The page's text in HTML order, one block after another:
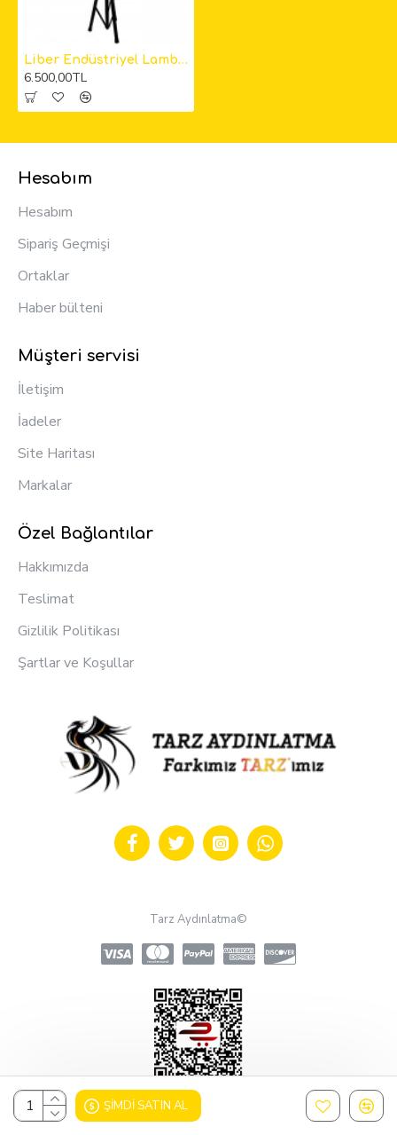
ŞIMDI SATIN AL
Liber Endüstriyel Lambader
6.500,00TL
Hesabım
Hesabım
Sipariş Geçmişi
Ortaklar
Haber bülteni
Müşteri servisi
İletişim
İadeler
Site Haritası
Markalar
Özel Bağlantılar
Hakkımızda
Teslimat
Gizlilik Politikası
Şartlar ve Koşullar
Tarz Aydınlatma©
Design, Hosting & Support By Shopgez.com